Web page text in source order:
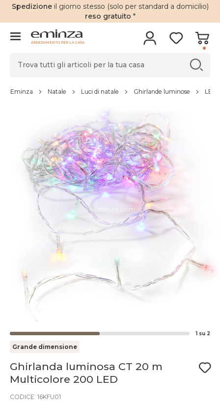
Spedizione il giorno stesso (solo per standard a domicilio)
reso gratuito *
ARREDAMENTO PER LA CASA
Eminza Natale Luci di natale Ghirlande luminose LED
1 su 2
Grande dimensione
Ghirlanda luminosa CT 20 m
Multicolore 200 LED
CODICE: 16KFU01